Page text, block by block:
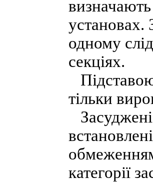
установах.
одному
секціях.
тільки
категорії